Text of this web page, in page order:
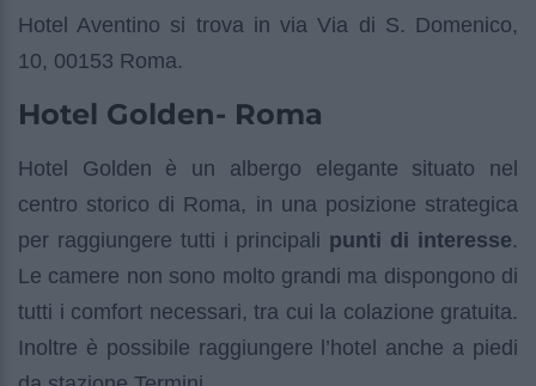
Hotel Aventino si trova in via Via di S. Domenico,
10, 00153 Roma.
Hotel Golden- Roma
Hotel Golden è un albergo elegante situato nel
centro storico di Roma, in una posizione strategica
per raggiungere tutti i principali punti di interesse.
Le camere non sono molto grandi ma dispongono di
tutti i comfort necessari, tra cui la colazione gratuita.
Inoltre è possibile raggiungere l’hotel anche a piedi